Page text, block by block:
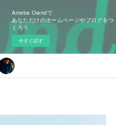
Ameba Owndで
あなただけのホームページやブログをつ
くろう
今すぐ試す